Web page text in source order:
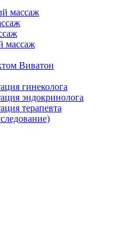
массаж
массаж
Виватон
гинеколога
эндокринолога
терапевта